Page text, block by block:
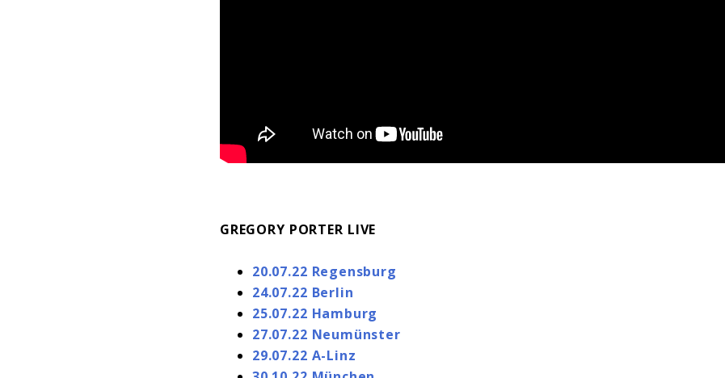
GREGORY PORTER LIVE
20.07.22 Regensburg
24.07.22 Berlin
25.07.22 Hamburg
27.07.22 Neumünster
29.07.22 A-Linz